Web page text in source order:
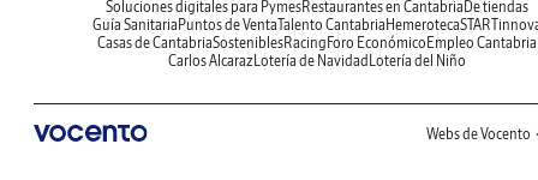
Soluciones digitales para PymesRestaurantes en CantabriaDe tiendas
Guía SanitariaPuntos de VentaTalento CantabriaHemeroteca
Casas de CantabriaSosteniblesRacingForo EconómicoEmpleo Cantabria
Carlos AlcarazLotería de NavidadLotería del Niño
Webs de Vocento